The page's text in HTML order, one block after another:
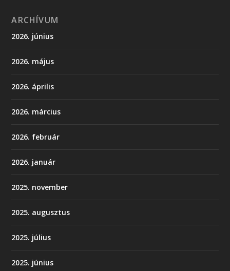
ARCHÍVUM
2026. június
2026. május
2026. április
2026. március
2026. február
2026. január
2025. november
2025. augusztus
2025. július
2025. június